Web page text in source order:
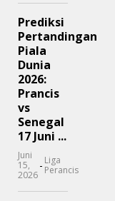
Prediksi
Pertandingan
Piala
Dunia
2026:
Prancis
vs
Senegal
17 Juni ...
Juni
15,
2026
- Liga
Perancis